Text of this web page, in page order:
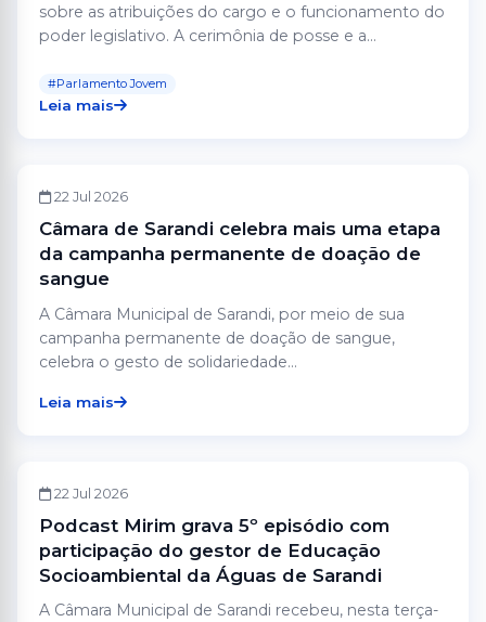
sobre as atribuições do cargo e o funcionamento do
poder legislativo. A cerimônia de posse e a...
#Parlamento Jovem
Leia mais
CÂMARA
22 Jul 2026
Câmara de Sarandi celebra mais uma etapa
da campanha permanente de doação de
sangue
A Câmara Municipal de Sarandi, por meio de sua
campanha permanente de doação de sangue,
celebra o gesto de solidariedade...
Leia mais
VEREADOR MIRIM
22 Jul 2026
Podcast Mirim grava 5º episódio com
participação do gestor de Educação
Socioambiental da Águas de Sarandi
A Câmara Municipal de Sarandi recebeu, nesta terça-